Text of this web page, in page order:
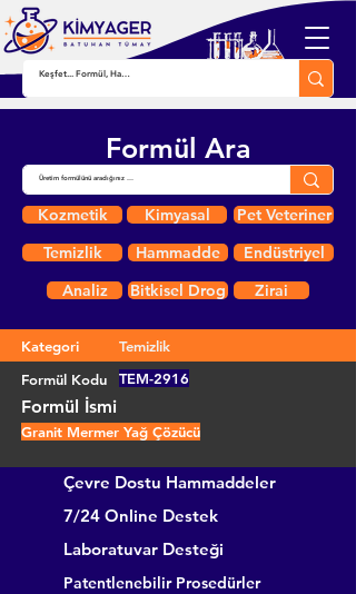
Formül Ara
Kozmetik Kimyasal
Pet Veteriner
Temizlik
Hammadde
Endüstriyel
Analiz
Bitkisel Drog Zirai
Kategori
Temizlik
Formül Kodu
TEM-2916
Formül İsmi
Granit Mermer Yağ Çözücü
Çevre Dostu Hammaddeler
7/24 Online Destek
Laboratuvar Desteği
Patentlenebilir Prosedürler